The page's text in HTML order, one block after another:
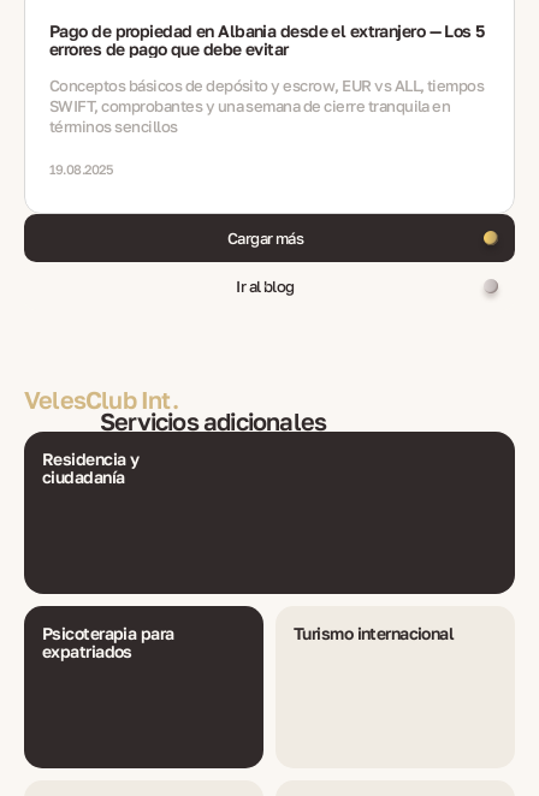
Pago de propiedad en Albania desde el extranjero — Los 5
errores de pago que debe evitar
Conceptos básicos de depósito y escrow, EUR vs ALL, tiempos
SWIFT, comprobantes y una semana de cierre tranquila en
términos sencillos
19.08.2025
Cargar más
Ir al blog
VelesClub Int.
Servicios adicionales
Residencia y
ciudadanía
Psicoterapia para
expatriados
Turismo internacional